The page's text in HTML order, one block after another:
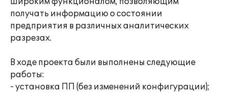
получать информацию о состоянии
предприятия в различных аналитических
разрезах.
В ходе проекта были выполнены следующие
работы:
- установка ПП (без изменений конфигурации);